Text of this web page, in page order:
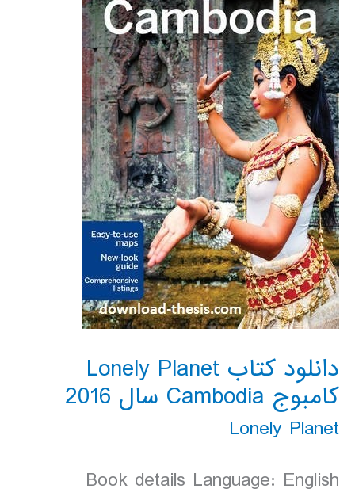
دانلود کتاب Lonely Planet
کامبوج Cambodia سال 2016
Lonely Planet
Book details Language: English